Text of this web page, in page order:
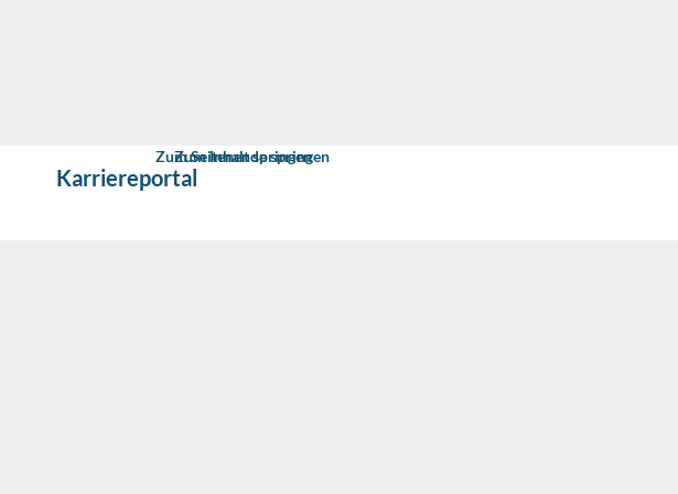
Zum Inhalt springen
Zum Seitenende springen
Karriereportal